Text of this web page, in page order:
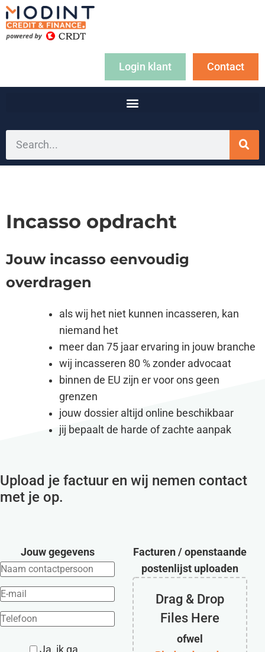
Login klant Contact
Incasso opdracht
Jouw incasso eenvoudig
overdragen
als wij het niet kunnen incasseren, kan
niemand het
meer dan 75 jaar ervaring in jouw branche
wij incasseren 80 % zonder advocaat
binnen de EU zijn er voor ons geen
grenzen
jouw dossier altijd online beschikbaar
jij bepaalt de harde of zachte aanpak
Upload je factuur en wij nemen contact
met je op.
Jouw gegevens
Facturen / openstaande
postenlijst uploaden
Drag & Drop
Files Here
ofwel
Ja, ik ga